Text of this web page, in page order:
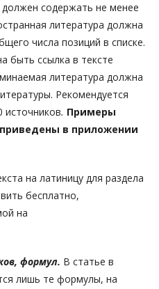
содержать не менее
литература должна
числа позиций в списке.
быть ссылка в тексте
литература должна
Рекомендуется
источников. Примеры
в приложении
на латиницу для раздела
бесплатно,
на
формул. В статье в
лишь те формулы, на